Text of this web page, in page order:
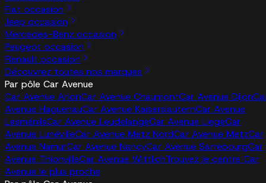
Fiat occasion
Jeep occasion
Mercedes-Benz occasion
Peugeot occasion
Renault occasion
Découvrez toutes nos marques
Par pôle Car Avenue
Car Avenue ArlonCar Avenue ChaumontCar Avenue Dijon
Avenue HaguenauCar Avenue KaiserslauternCar Avenue
LesménilsCar Avenue LeudelangeCar Avenue LiegeCar
Avenue LunévilleCar Avenue Metz NordCar Avenue MetzCar
Avenue NamurCar Avenue NancyCar Avenue SarrebourgCar
Avenue ThionvilleCar Avenue WittlichTrouvez le centre Car
Avenue le plus proche